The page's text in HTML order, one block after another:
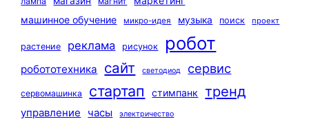
машинное обучение
микро-идея музыка поиск проект
растение реклама рисунок робот
робототехника сайт светодиод сервис
сервомашинка стартап стимпанк тренд
управление часы электричество